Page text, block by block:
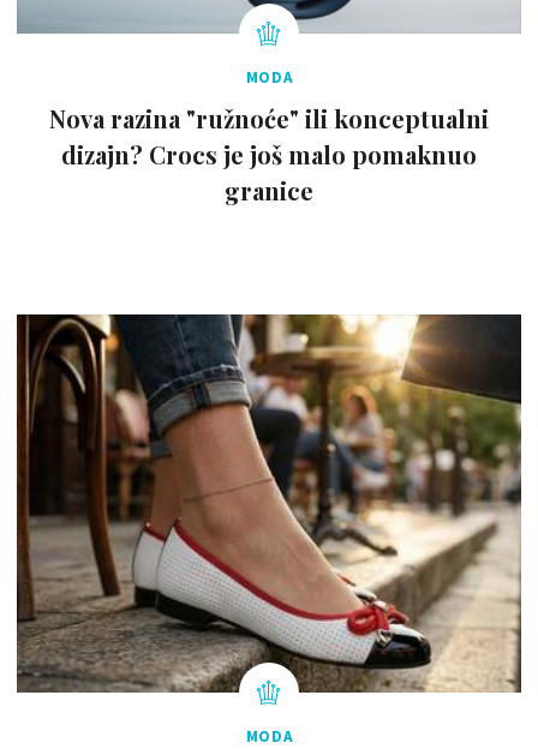
MODA
Nova razina "ružnoće" ili konceptualni
dizajn? Crocs je još malo pomaknuo
granice
MODA